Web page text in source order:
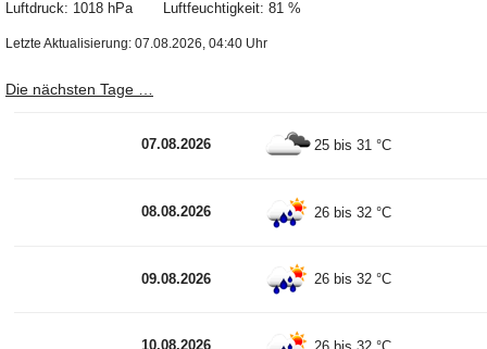
Luftdruck: 1018 hPa Luftfeuchtigkeit: 81 %
Letzte Aktualisierung: 07.08.2026, 04:40 Uhr
Die nächsten Tage …
07.08.2026 25 bis 31 °C
08.08.2026 26 bis 32 °C
09.08.2026 26 bis 32 °C
10.08.2026 26 bis 32 °C